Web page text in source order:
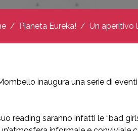
Pianeta Eureka! Un aperitivo
inaugura una serie di
reading saranno infatti le “bad